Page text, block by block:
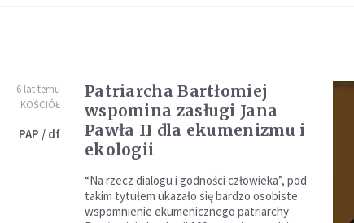
6 lat temu
KOŚCIÓŁ
PAP / df
Patriarcha Bartłomiej
wspomina zasługi Jana
Pawła II dla ekumenizmu i
ekologii
“Na rzecz dialogu i godności człowieka”, pod
takim tytułem ukazało się bardzo osobiste
wspomnienie ekumenicznego patriarchy